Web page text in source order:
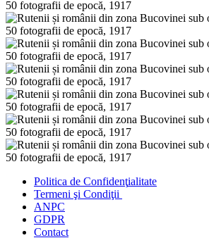
Politica de Confidenţialitate
Termeni şi Condiţii
ANPC
GDPR
Contact